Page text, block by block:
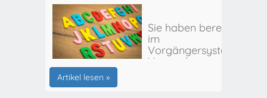
Sie haben bereits
im
Vorgängersystem
Vormerkungen
Artikel lesen »